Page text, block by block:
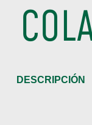
DESCRIPCIÓN